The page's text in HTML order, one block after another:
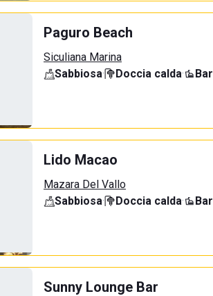
Paguro Beach
Siculiana Marina
Sabbiosa· Doccia calda· Bar
Lido Macao
Mazara Del Vallo
Sabbiosa· Doccia calda· Bar
Sunny Lounge Bar